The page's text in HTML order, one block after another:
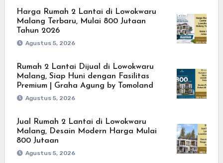
Harga Rumah 2 Lantai di Lowokwaru
Malang Terbaru, Mulai 800 Jutaan
Tahun 2026
Agustus 5, 2026
Rumah 2 Lantai Dijual di Lowokwaru
Malang, Siap Huni dengan Fasilitas
Premium | Graha Agung by Tomoland
Agustus 5, 2026
Jual Rumah 2 Lantai di Lowokwaru
Malang, Desain Modern Harga Mulai
800 Jutaan
Agustus 5, 2026